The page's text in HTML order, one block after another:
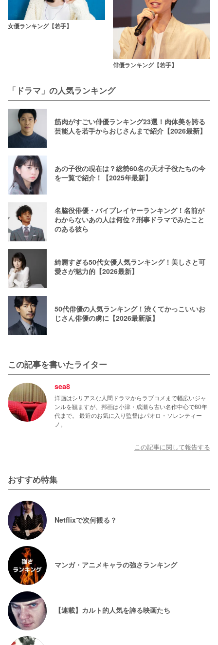
女優ランキング【若手】
俳優ランキング【若手】
「ドラマ」の人気ランキング
筋肉がすごい俳優ランキング23選！肉体美を誇る
芸能人を若手からおじさんまで紹介【2026最新】
あの子役の現在は？総勢60名の天才子役たちの今
を一覧で紹介！【2025年最新】
名脇役俳優・バイプレイヤーランキング！名前が
わからないあの人は何位？刑事ドラマでみたこと
のある彼ら
綺麗すぎる50代女優人気ランキング！美しさと可
愛さが魅力的【2026最新】
50代俳優の人気ランキング！渋くてかっこいいお
じさん俳優の虜に【2026最新版】
この記事を書いたライター
sea8
洋画はシリアスな人間ドラマからラブコメまで幅広いジャ
ンルを観ますが、邦画は小津・成瀬ら古い名作中心で80年
代まで。 最近のお気に入り監督はパオロ・ソレンティー
ノ。
この記事に関して報告する
おすすめ特集
Netflixで次何観る？
マンガ・アニメキャラの強さランキング
【連載】カルト的人気を誇る映画たち